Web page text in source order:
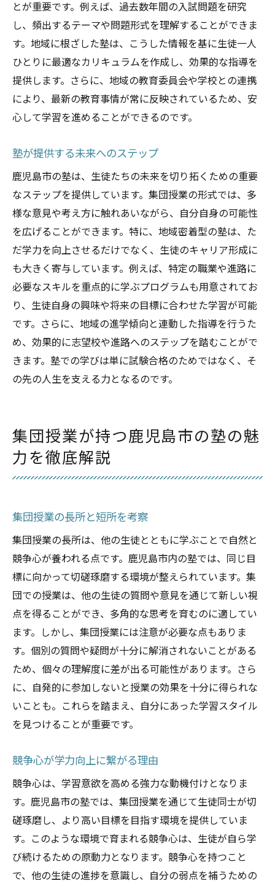
とが重要です。例えば、過去数年間の入試問題を研究
し、頻出するテーマや問題形式を理解することができま
す。地域に根ざした塾は、こうした情報を基に生徒一人
ひとりに最適なカリキュラムを作成し、効果的な指導を
提供します。さらに、地域の教育委員会や学校との連携
により、最新の教育事情が常に反映されているため、安
心して学習を進めることができるのです。
塾が提供する未来へのステップ
鹿児島市の塾は、生徒たちの未来を切り拓くための重要
なステップを提供しています。集団授業の形式では、多
様な意見や考え方に触れあいながら、自分自身の可能性
を広げることができます。特に、地域密着型の塾は、た
だ学力を向上させるだけでなく、生徒のキャリア形成に
も大きく寄与しています。例えば、特定の職業や進路に
必要なスキルを重点的に学ぶプログラムも用意されてお
り、生徒自身の興味や将来の目標に合わせた学習が可能
です。さらに、地域の進学傾向と連動した指導を行うた
め、効果的に志望校や進路へのステップを踏むことがで
きます。塾での学びは単に試験合格のためではなく、そ
の先の人生を支える力となるのです。
集団授業が持つ鹿児島市の塾の魅
力を徹底解説
集団授業の長所と短所を考察
集団授業の長所は、他の生徒とともに学ぶことで自然と
競争心が養われる点です。鹿児島市内の塾では、同じ目
標に向かって切磋琢磨する環境が整えられています。集
団での授業は、他の生徒の質問や意見を通じて新しい視
点を得ることができ、多角的な思考を育むのに適してい
ます。しかし、集団授業には注意が必要な点もありま
す。個別の質問や疑問が十分に解消されないことがある
ため、個々の理解度に差が出る可能性があります。さら
に、自発的に参加しないと授業の効果を十分に得られな
いことも。これらを踏まえ、自分にあった学習スタイル
を見つけることが重要です。
競争心が学力向上に繋がる理由
競争心は、学習意欲を高める強力な動機付けとなりま
す。鹿児島市の塾では、集団授業を通じて生徒同士が切
磋琢磨し、より高い目標を目指す環境を提供していま
す。このような環境で育まれる競争心は、生徒が自ら学
び続けるための原動力となります。競争心を持つこと
で、他の生徒の進捗を意識し、自分の弱点を補うための